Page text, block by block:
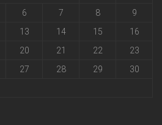
6 7 8
9
13 14 15
16
20 21 22
23
27 28 29
30